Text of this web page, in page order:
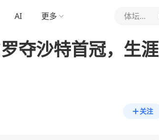
AI 更多 体坛周报
夺沙特首冠，生涯
关注